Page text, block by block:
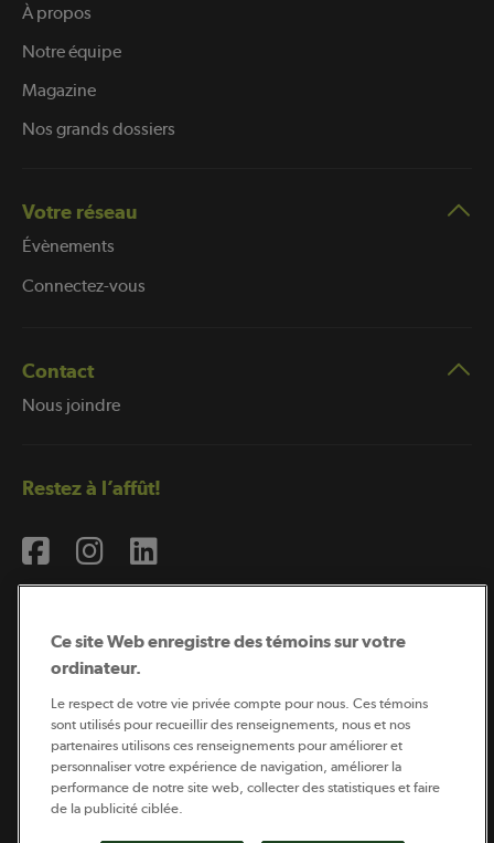
À propos
Notre équipe
Magazine
Nos grands dossiers
Votre réseau
Évènements
Connectez-vous
Contact
Nous joindre
Restez à l’affût!
Coopérateur est publié par Sollio Groupe Coopératif.
Il est l’outil d’information de la coopération agricole
québécoise.
Ce site Web enregistre des témoins sur votre
ordinateur.
Le respect de votre vie privée compte pour nous. Ces témoins
sont utilisés pour recueillir des renseignements, nous et nos
partenaires utilisons ces renseignements pour améliorer et
personnaliser votre expérience de navigation, améliorer la
performance de notre site web, collecter des statistiques et faire
de la publicité ciblée.